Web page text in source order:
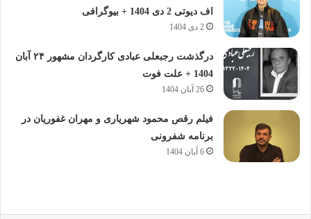
اف دیوتی 2 دی 1404 + بیوگرافی
2 دی 1404
درگذشت رجبعلی عبادی کارگردان مشهور ۲۴ آبان
1404 + علت فوت
26 آبان 1404
فیلم رقص محمود شهریاری و مهران غفوریان در
برنامه شفرونی
6 آبان 1404